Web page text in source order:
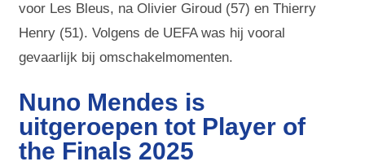
voor Les Bleus, na Olivier Giroud (57) en Thierry
Henry (51). Volgens de UEFA was hij vooral
gevaarlijk bij omschakelmomenten.
Nuno Mendes is
uitgeroepen tot Player of
the Finals 2025